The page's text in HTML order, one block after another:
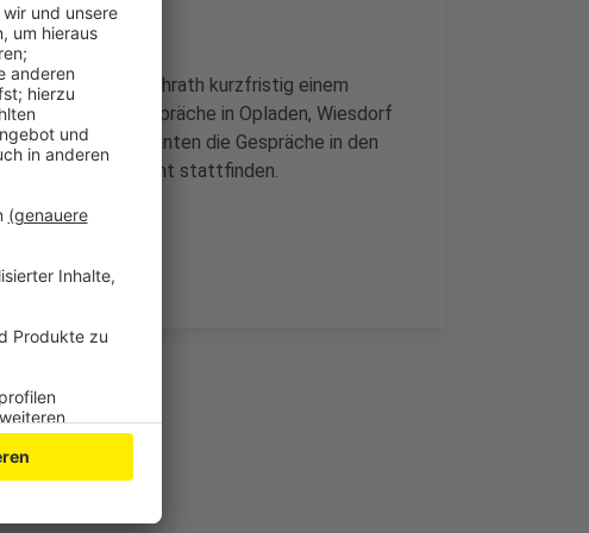
musste sich Richrath kurzfristig einem
waren die Gespräche in Opladen, Wiesdorf
konnten die Gespräche in den
oder gar nicht stattfinden.